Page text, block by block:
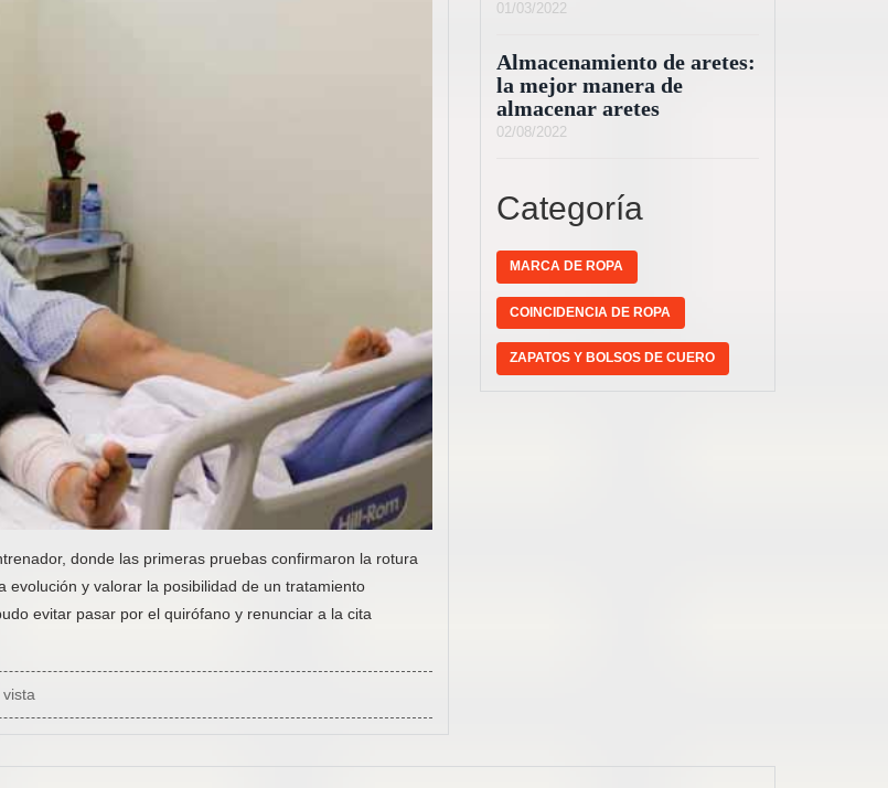
donde las primeras pruebas confirmaron la rotura
y valorar la posibilidad de un tratamiento
evitar pasar por el quirófano y renunciar a la cita
01/03/2022
Almacenamiento de aretes:
la mejor manera de
almacenar aretes
02/08/2022
Categoría
MARCA DE ROPA
COINCIDENCIA DE ROPA
ZAPATOS Y BOLSOS DE CUERO